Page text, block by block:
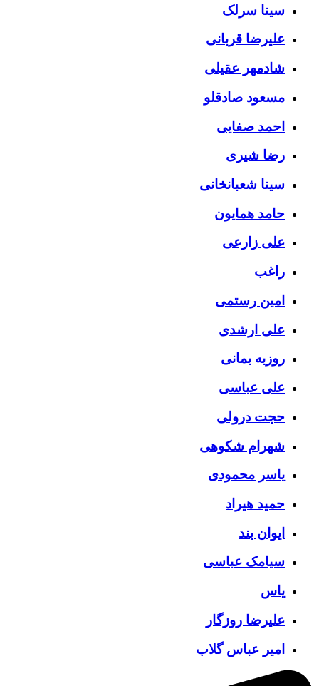
سینا سرلک
علیرضا قربانی
شادمهر عقیلی
مسعود صادقلو
احمد صفایی
رضا شیری
سینا شعبانخانی
حامد همایون
علی زارعی
راغب
امین رستمی
علی ارشدی
روزبه بمانی
علی عباسی
حجت درولی
شهرام شکوهی
یاسر محمودی
حمید هیراد
ایوان بند
سیامک عباسی
یاس
علیرضا روزگار
امیر عباس گلاب